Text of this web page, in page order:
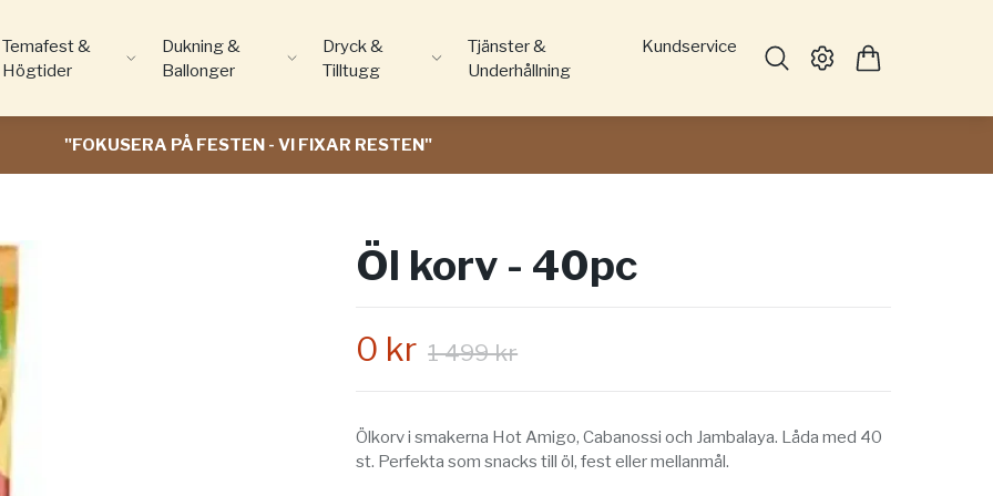
Temafest &
Högtider
Dukning &
Ballonger
Dryck &
Tilltugg
Tjänster &
Underhållning
Kundservice
"FOKUSERA PÅ FESTEN - VI FIXAR RESTEN"
Öl korv - 40pc
0 kr 1 499 kr
Ölkorv i smakerna Hot Amigo, Cabanossi och Jambalaya. Låda med 40
st. Perfekta som snacks till öl, fest eller mellanmål.